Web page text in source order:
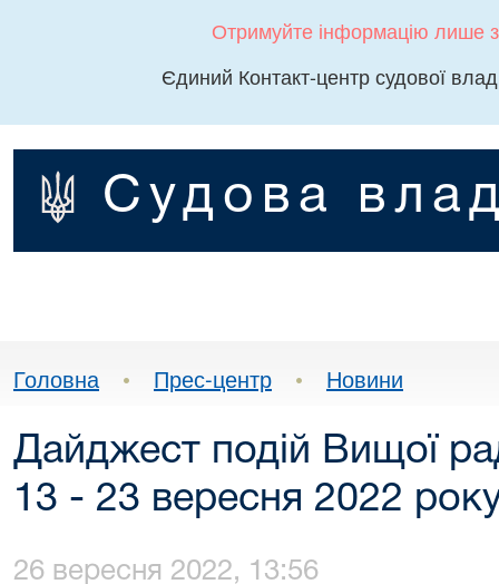
Отримуйте інформацію лише
Єдиний Контакт-центр судової
Судова
Головна • Прес-центр • Новини
Дайджест подій Вищої
13 - 23 вересня 2022
26 вересня 2022, 13:56